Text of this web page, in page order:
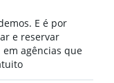
E é por
e reservar
agências que